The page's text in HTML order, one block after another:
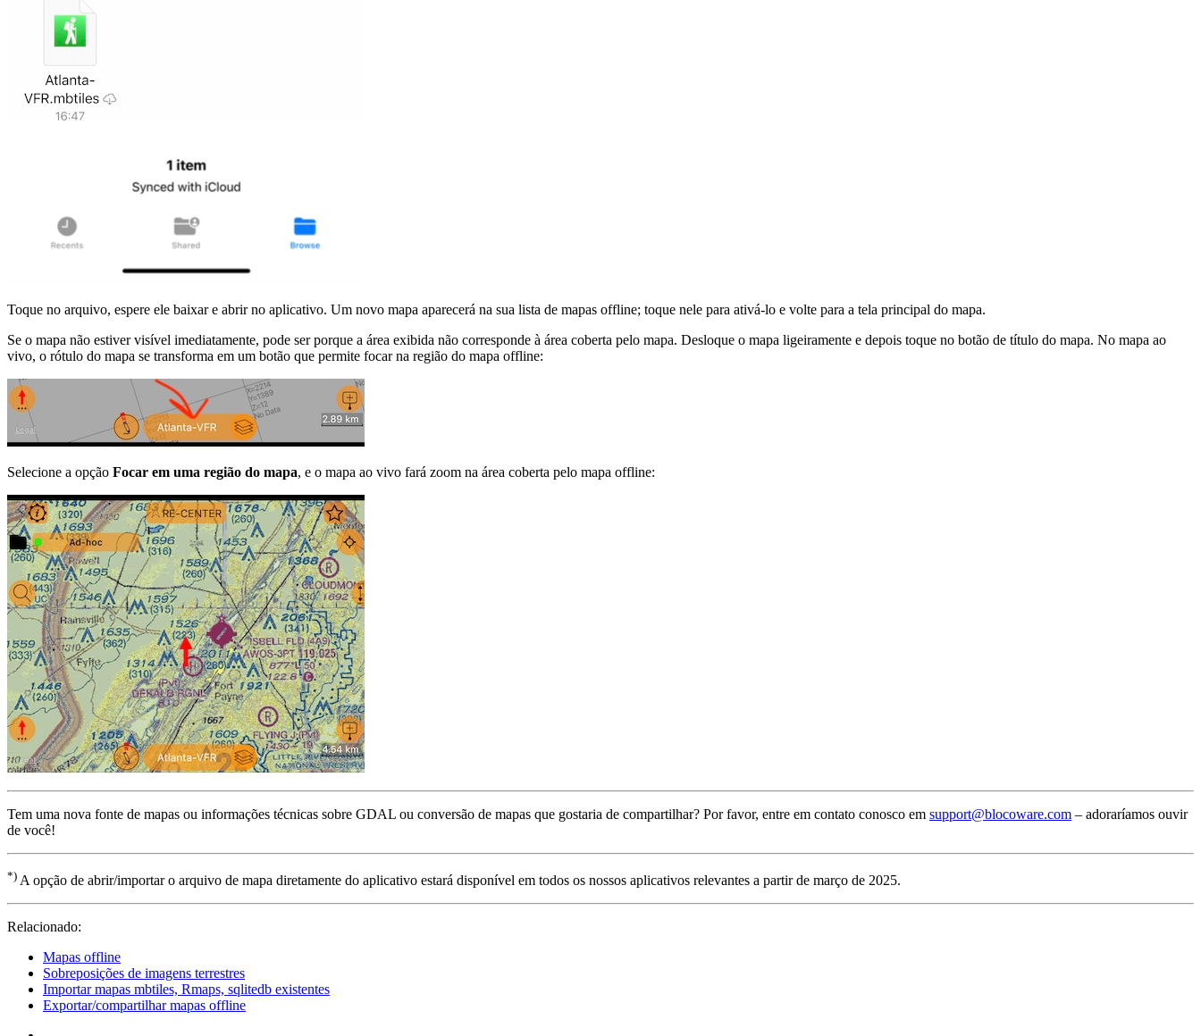
Toque no arquivo, espere ele baixar e abrir no aplicativo. Um novo mapa aparecerá na sua lista de mapas offline; toque nele para ativá-lo e volte para a tela principal do mapa.
Se o mapa não estiver visível imediatamente, pode ser porque a área exibida não corresponde à área coberta pelo mapa. Desloque o mapa ligeiramente e depois toque no botão de título do mapa. No mapa ao
vivo, o rótulo do mapa se transforma em um botão que permite focar na região do mapa offline:
Selecione a opção Focar em uma região do mapa, e o mapa ao vivo fará zoom na área coberta pelo mapa offline:
Tem uma nova fonte de mapas ou informações técnicas sobre GDAL ou conversão de mapas que gostaria de compartilhar? Por favor, entre em contato conosco em support@blocoware.com – adoraríamos ouvir
de você!
*) A opção de abrir/importar o arquivo de mapa diretamente do aplicativo estará disponível em todos os nossos aplicativos relevantes a partir de março de 2025.
Relacionado:
Mapas offline
Sobreposições de imagens terrestres
Importar mapas mbtiles, Rmaps, sqlitedb existentes
Exportar/compartilhar mapas offline